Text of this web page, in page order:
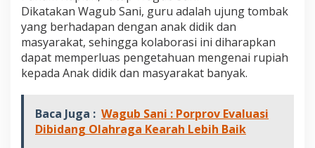
r
t
u
j
u
a
g
a
r
Dikatakan Wagub Sani, guru adalah ujung tombak
yang berhadapan dengan anak didik dan
masyarakat, sehingga kolaborasi ini diharapkan
dapat memperluas pengetahuan mengenai rupiah
kepada Anak didik dan masyarakat banyak.
Baca Juga : Wagub Sani : Porprov Evaluasi
Dibidang Olahraga Kearah Lebih Baik